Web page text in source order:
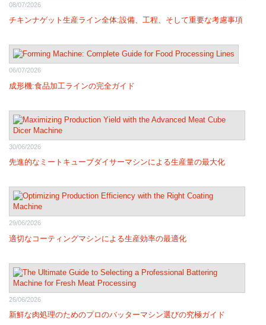
08/07/2026
チキンナゲット生産ライン全体:設備、工程、そして重要な考慮事項
06/07/2026
成形機:食品加工ラインの完全ガイド
30/06/2026
先進的なミートキューブダイサーマシンによる生産量の最大化
29/06/2026
適切なコーティングマシンによる生産効率の最適化
26/06/2026
新鮮な肉処理のためのプロのバッターマシン選びの究極ガイド